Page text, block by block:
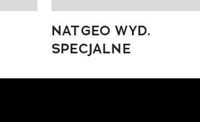
NATGEO WYD.
SPECJALNE